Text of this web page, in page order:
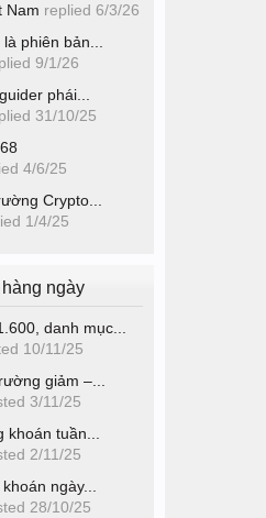
Nam replied 6/3/26
phiên bản...
9/1/26
phái...
31/10/25
4/6/25
Crypto...
1/4/25
ngày
danh mục...
10/11/25
giảm –...
3/11/25
tuần...
2/11/25
ngày...
28/10/25